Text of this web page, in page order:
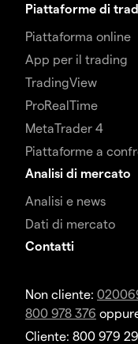
Piattaforme di
Piattaforma online
App per il trading
TradingView
ProRealTime
MetaTrader 4
Piattaforme a
Analisi di mercato
Analisi e news
Dati di mercato
Contatti
Non cliente:
800 978 376
Cliente: 800 979